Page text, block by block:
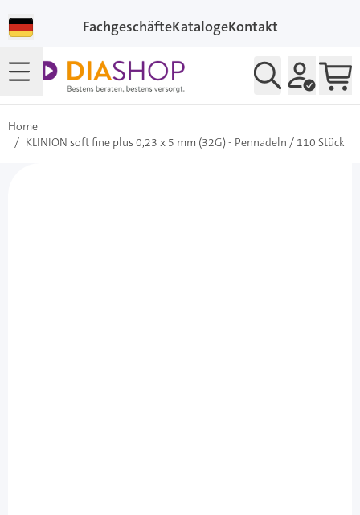
FachgeschäfteKatalogeKontakt
Home
/ KLINION soft fine plus 0,23 x 5 mm (32G) - Pennadeln / 110 Stück